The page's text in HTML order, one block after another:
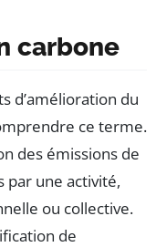
carbone
d’amélioration du
ce terme.
des émissions de
par une activité,
ou collective.
de